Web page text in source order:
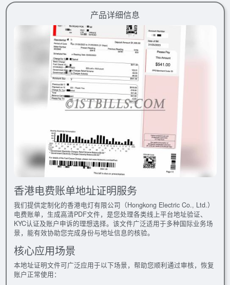
产品详细信息
香港电费账单地址证明服务
我们提供定制化的香港电灯有限公司（Hongkong Electric Co., Ltd.）
电费账单，生成高清PDF文件，是您处理各类线上平台地址验证、
KYC认证及账户申诉的理想选择。该文件广泛适用于多种国际业务场
景，能有效协助您完成身份与地址信息的核验。
核心应用场景
本地址证明文件可广泛应用于以下场景，帮助您顺利通过审核，恢复
账户正常使用：